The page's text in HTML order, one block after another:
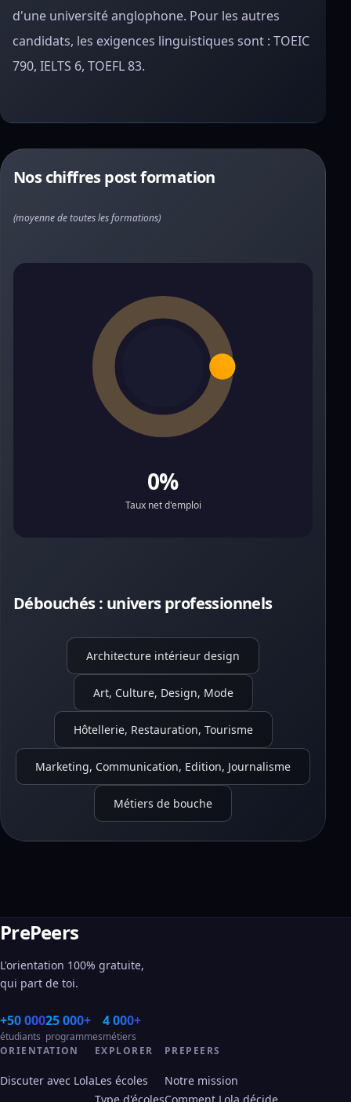
d'une université anglophone. Pour les autres
candidats, les exigences linguistiques sont : TOEIC
790, IELTS 6, TOEFL 83.
Nos chiffres post formation
(moyenne de toutes les formations)
0%
Taux net d'emploi
Débouchés : univers professionnels
Architecture intérieur design
Art, Culture, Design, Mode
Hôtellerie, Restauration, Tourisme
Marketing, Communication, Edition, Journalisme
Métiers de bouche
PrePeers
L'orientation 100% gratuite,
qui part de toi.
+50 000
étudiants
25 000+
programmes
4 000+
métiers
ORIENTATION
Discuter avec Lola
EXPLORER
Les écoles
PREPEERS
Notre mission